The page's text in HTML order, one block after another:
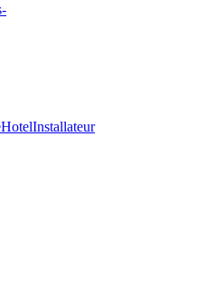
HotelInstallateur